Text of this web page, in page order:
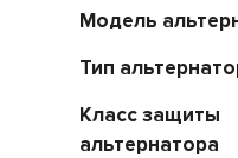
Модель
Тип
Класс защиты
альтернатора